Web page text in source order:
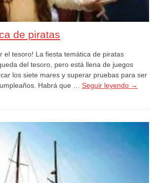
de piratas
el tesoro! La fiesta temática de piratas
del tesoro, pero está llena de juegos
los siete mares y superar pruebas para ser
Habrá que … Seguir leyendo →